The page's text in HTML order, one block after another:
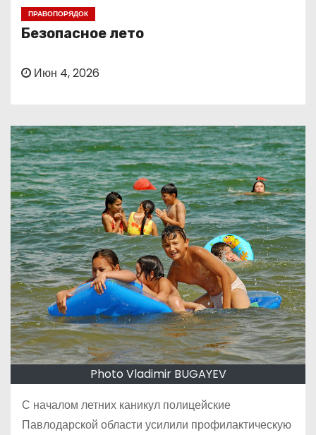
ПРАВОПОРЯДОК
Безопасное лето
Июн 4, 2026
Photo Vladimir BUGAYEV
С началом летних каникул полицейские
Павлодарской области усилили профилактическую